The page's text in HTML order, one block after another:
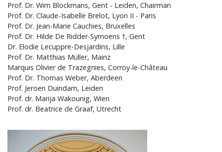
Prof. Dr. Wim Blockmans, Gent - Leiden, Chairman
Prof. Dr. Claude-Isabelle Brelot, Lyon II - Paris
Prof. Dr. Jean-Marie Cauchies, Bruxelles
Prof. Dr. Hilde De Ridder-Symoens †, Gent
Dr. Elodie Lecuppre-Desjardins, Lille
Prof. Dr. Matthias Müller, Mainz
Marquis Olivier de Trazegnies, Corroy-le-Château
Prof. Dr. Thomas Weber, Aberdeen
Prof. Jeroen Duindam, Leiden
Prof. dr. Marija Wakounig, Wien
Prof. dr. Beatrice de Graaf, Utrecht